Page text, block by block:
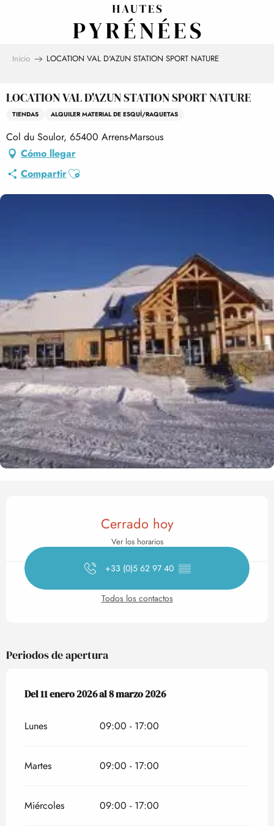
Inicio LOCATION VAL D'AZUN STATION SPORT NATURE
LOCATION VAL D'AZUN STATION SPORT NATURE
TIENDAS ALQUILER MATERIAL DE ESQUÍ/RAQUETAS
Col du Soulor, 65400 Arrens-Marsous
Cómo llegar
CompartirAjouter aux favoris
Horarios y datos de
Cerrado hoy
Ver los horarios
+33 (0)5 62 97 40 ▒▒
Todos los contactos
Periodos de apertura
Del11 enero 2026al8 marzo 2026
Del11 enero 2026al8 marzo 2026
Lunes 09:00 - 17:00
Martes 09:00 - 17:00
Miércoles 09:00 - 17:00